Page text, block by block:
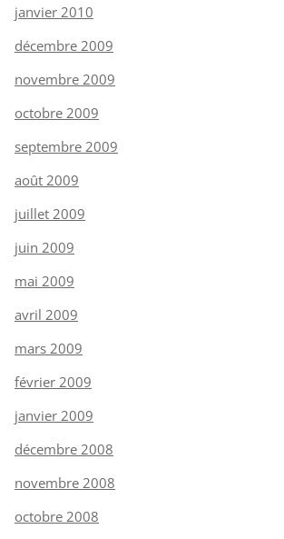
janvier 2010
décembre 2009
novembre 2009
octobre 2009
septembre 2009
août 2009
juillet 2009
juin 2009
mai 2009
avril 2009
mars 2009
février 2009
janvier 2009
décembre 2008
novembre 2008
octobre 2008